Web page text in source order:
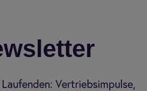
Vertriebsimpulse,